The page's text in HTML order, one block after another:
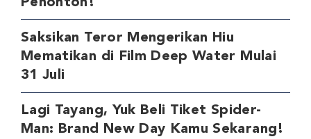
Penonton!
Saksikan Teror Mengerikan Hiu
Mematikan di Film Deep Water Mulai
31 Juli
Lagi Tayang, Yuk Beli Tiket Spider-
Man: Brand New Day Kamu Sekarang!